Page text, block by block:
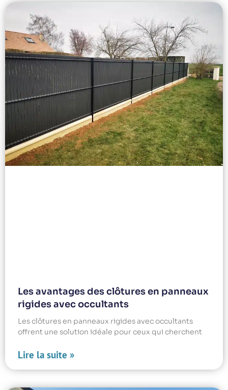
Les avantages des clôtures en panneaux
rigides avec occultants
Les clôtures en panneaux rigides avec occultants
offrent une solution idéale pour ceux qui cherchent
Lire la suite »